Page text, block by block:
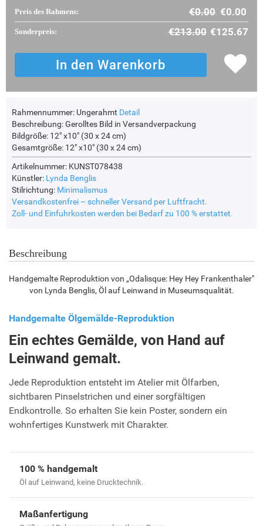
Preis des Rahmens: €0.00 €0.00
Sonderpreis: €213.00 €125.67
Rahmennummer: Ungerahmt Detail
Beschreibung:Gerolltes Bild in Versandverpackung
Bildgröße: 12" x10" (30 x 24 cm)
Gesamtgröße: 12" x10" (30 x 24 cm)
Artikelnummer: KUNST078438
Künstler: Lynda Benglis
Stilrichtung: Minimalismus
Versandkostenfrei – schneller Versand per Luftfracht.
Zoll- und Einfuhrkosten werden bei Bedarf zu 100 % erstattet.
Beschreibung
Handgemalte Reproduktion von „Odalisque: Hey Hey Frankenthaler"
von Lynda Benglis, Öl auf Leinwand in Museumsqualität.
Handgemalte Ölgemälde-Reproduktion
Ein echtes Gemälde, von Hand auf
Leinwand gemalt.
Jede Reproduktion entsteht im Atelier mit Ölfarben,
sichtbaren Pinselstrichen und einer sorgfältigen
Endkontrolle. So erhalten Sie kein Poster, sondern ein
wohnfertiges Kunstwerk mit Charakter.
100 % handgemalt
Öl auf Leinwand, keine Drucktechnik.
Maßanfertigung